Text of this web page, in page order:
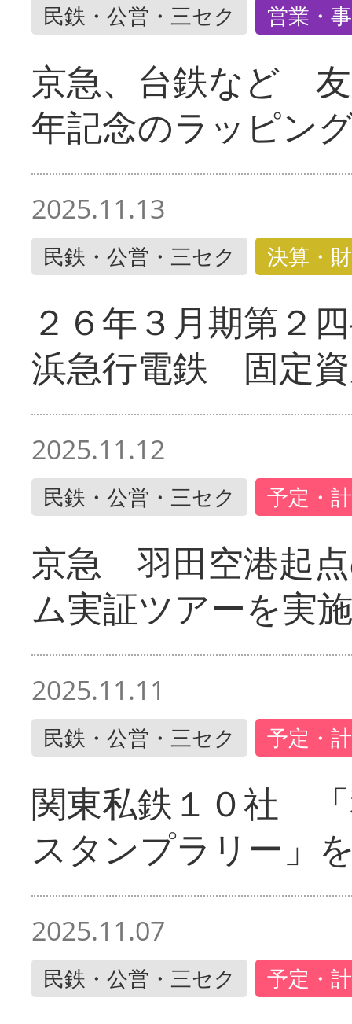
民鉄・公営・三セク 営業・
京急、台鉄など
年記念のラッピン
2025.11.13
民鉄・公営・三セク 決算・
２６年３月期第２
浜急行電鉄 固定
2025.11.12
民鉄・公営・三セク 予定・
京急 羽田空港起
ム実証ツアーを実施
2025.11.11
民鉄・公営・三セク 予定・
関東私鉄１０社
スタンプラリー」
2025.11.07
民鉄・公営・三セク 予定・